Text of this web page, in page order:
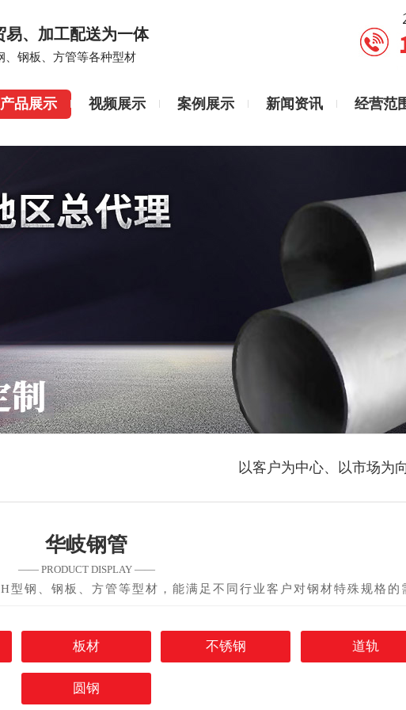
易、加工配送为一体
、钢板、方管等各种型材
产品展示 视频展示 案例展示 新闻资讯 经营范
以客户为中心、以市场为
华岐钢管
—— PRODUCT DISPLAY ——
钢、钢板、方管等型材，能满足不同行业客户对钢材特殊规格的
板材 不锈钢 道轨
圆钢